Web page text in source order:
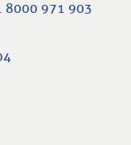
8000 971 903